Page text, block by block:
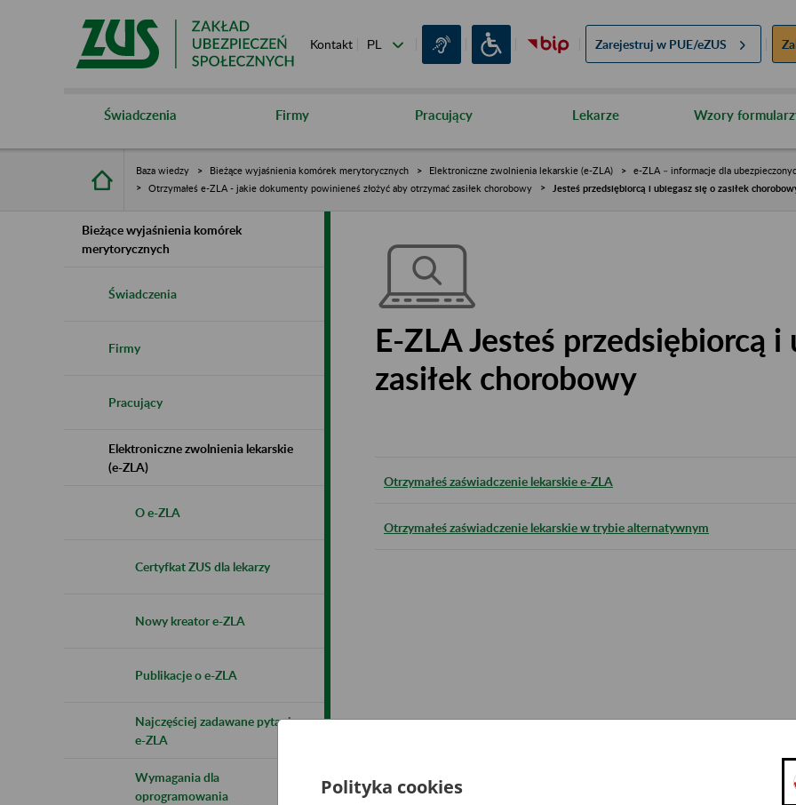
Kontakt Zarejestruj w PUE/eZUS
Świadczenia Firmy Pracujący Lekarze Wzory
Baza wiedzy Bieżące wyjaśnienia komórek merytorycznych Elektroniczne zwolnienia lekarskie (e-ZLA)
e-ZLA – informacje dla
Otrzymałeś e-ZLA - jakie dokumenty powinieneś złożyć aby otrzymać zasiłek chorobowy
Jesteś przedsiębiorcą i ubiegasz się o zasiłek
Bieżące wyjaśnienia komórek
merytorycznych
Świadczenia
Firmy
Pracujący
Elektroniczne zwolnienia lekarskie
(e-ZLA)
O e-ZLA
Certyfkat ZUS dla lekarzy
Nowy kreator e-ZLA
Publikacje o e-ZLA
Najczęściej zadawane pytania
e-ZLA
Wymagania dla
oprogramowania
E-ZLA Jesteś przedsiębiorcą i
zasiłek chorobowy
Otrzymałeś zaświadczenie lekarskie e-ZLA
Otrzymałeś zaświadczenie lekarskie w trybie alternatywnym
Polityka cookies